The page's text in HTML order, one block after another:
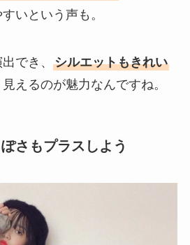
いという声も。
でき、
シルエットもきれい
えるのが魅力なんですね。
さもプラスしよう